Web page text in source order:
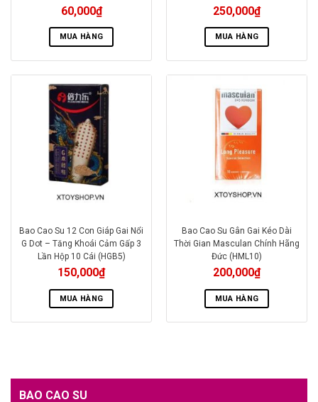
60,000₫
MUA HÀNG
250,000₫
MUA HÀNG
Bao Cao Su 12 Con Giáp Gai Nổi
G Dot – Tăng Khoái Cảm Gấp 3
Lần Hộp 10 Cái (HGB5)
150,000₫
MUA HÀNG
Bao Cao Su Gân Gai Kéo Dài
Thời Gian Masculan Chính Hãng
Đức (HML10)
200,000₫
MUA HÀNG
BAO CAO SU